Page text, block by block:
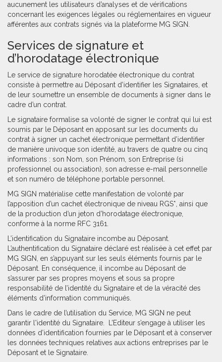
aucunement les utilisateurs d’analyses et de vérifications
concernant les exigences légales ou réglementaires en vigueur
afférentes aux contrats signés via la plateforme MG SIGN.
Services de signature et
d’horodatage électronique
Le service de signature horodatée électronique du contrat
consiste à permettre au Déposant d’identifier les Signataires, et
de leur soumettre un ensemble de documents à signer dans le
cadre d’un contrat.
Le signataire formalise sa volonté de signer le contrat qui lui est
soumis par le Déposant en apposant sur les documents du
contrat à signer un cachet électronique permettant d’identifier
de manière univoque son identité, au travers de quatre ou cinq
informations : son Nom, son Prénom, son Entreprise (si
professionnel ou association), son adresse e-mail personnelle
et son numéro de téléphone portable personnel.
MG SIGN matérialise cette manifestation de volonté par
l’apposition d’un cachet électronique de niveau RGS*, ainsi que
de la production d’un jeton d’horodatage électronique,
conforme à la norme RFC 3161.
L’identification du Signataire incombe au Déposant.
L’authentification du Signataire déclaré est réalisée à cet effet par
MG SIGN, en s’appuyant sur les seuls éléments fournis par le
Déposant. En conséquence, il incombe au Déposant de
s’assurer par ses propres moyens et sous sa propre
responsabilité de l’identité du Signataire et de la véracité des
éléments d’information communiqués.
Dans le cadre de l’utilisation du Service, MG SIGN ne peut
garantir l'identité du Signataire.
L’Editeur s’engage à utiliser les
données d’identification fournies par le Déposant et à conserver
les données techniques relatives aux actions entreprises par le
Déposant et le Signataire.